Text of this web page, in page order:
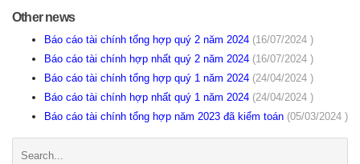
Other news
Báo cáo tài chính tổng hợp quý 2 năm 2024 (16/07/2024 )
Báo cáo tài chính hợp nhất quý 2 năm 2024 (16/07/2024 )
Báo cáo tài chính tổng hợp quý 1 năm 2024 (24/04/2024 )
Báo cáo tài chính hợp nhất quý 1 năm 2024 (24/04/2024 )
Báo cáo tài chính tổng hợp năm 2023 đã kiểm toán (05/03/2024 )